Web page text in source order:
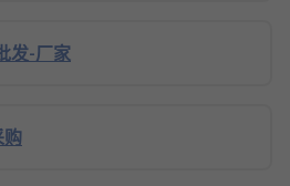
发-厂家
购